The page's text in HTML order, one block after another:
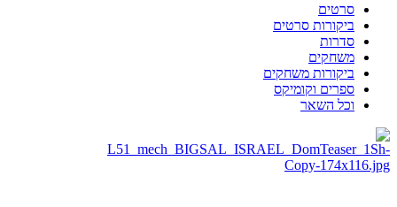
סרטים
ביקורות סרטים
סדרות
משחקים
ביקורות משחקים
ספרים וקומיקס
וכל השאר